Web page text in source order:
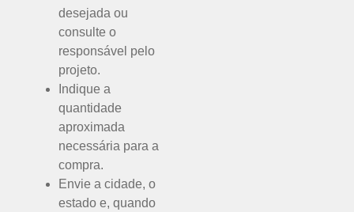
desejada ou
consulte o
responsável pelo
projeto.
Indique a
quantidade
aproximada
necessária para a
compra.
Envie a cidade, o
estado e, quando